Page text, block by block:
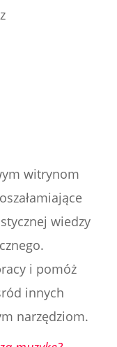
witrynom
wiedzy
i pomóż
innych
narzędziom.